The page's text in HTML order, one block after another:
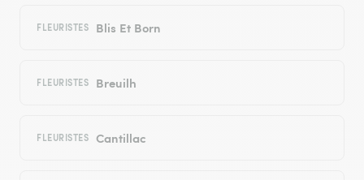
FLEURISTES Blis Et Born
FLEURISTES Breuilh
FLEURISTES Cantillac